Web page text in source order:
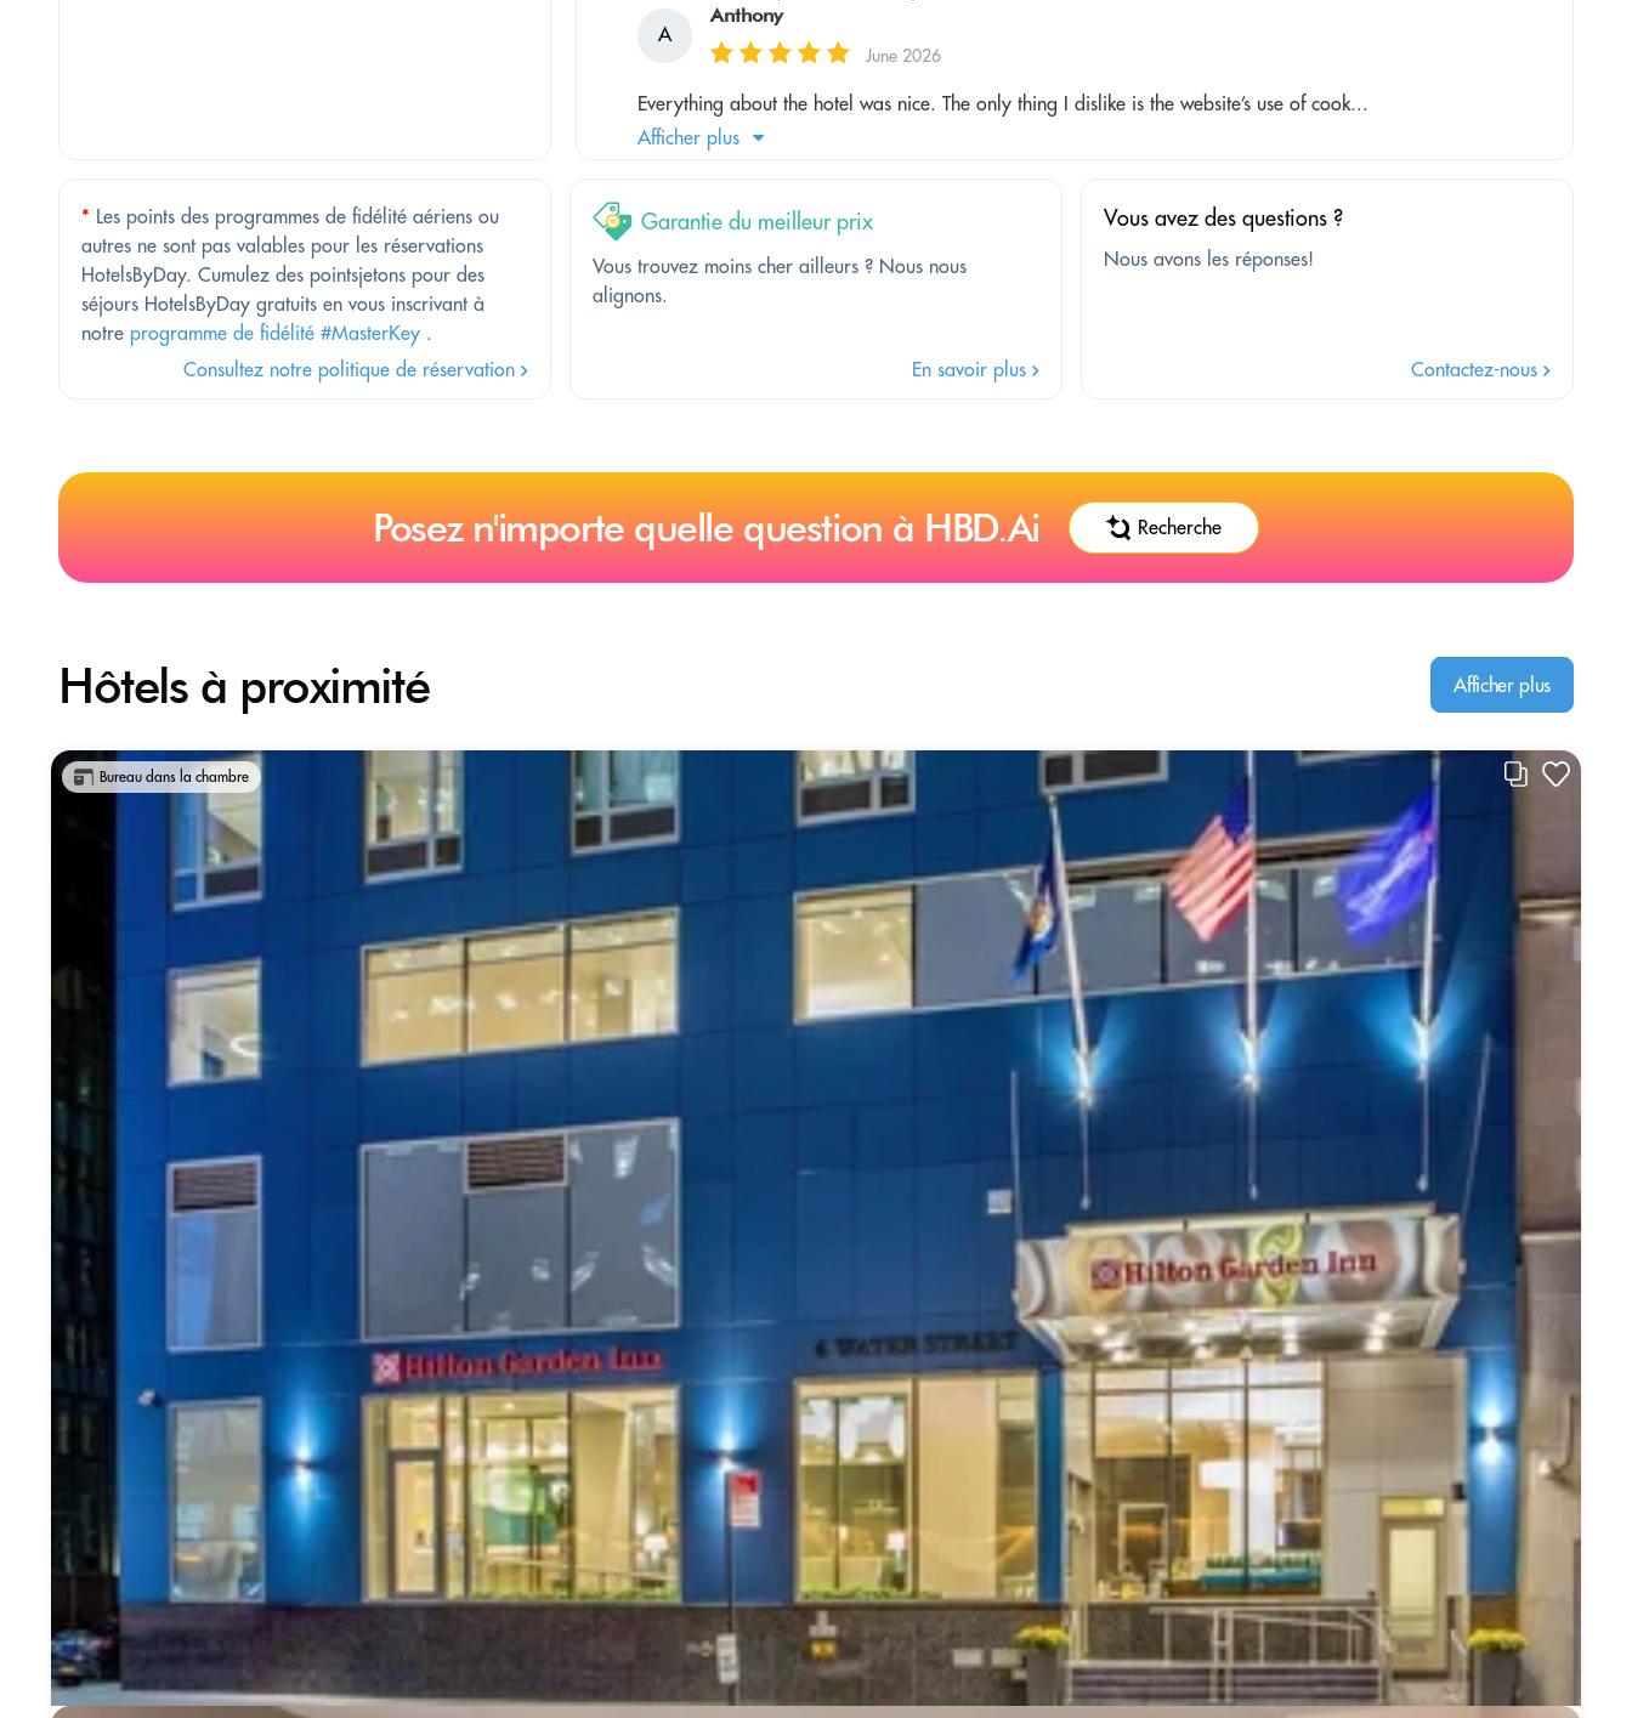
A
Anthony
June 2026
Everything about the hotel was nice. The only thing I dislike is the website’s use of cook...
Afficher plus
* Les points des programmes de fidélité aériens ou
autres ne sont pas valables pour les réservations
HotelsByDay. Cumulez des pointsjetons pour des
séjours HotelsByDay gratuits en vous inscrivant à
notre programme de fidélité #MasterKey .
Consultez notre politique de réservation
Garantie du meilleur prix
Vous trouvez moins cher ailleurs ? Nous nous
alignons.
En savoir plus
Vous avez des questions ?
Nous avons les réponses!
Contactez-nous
Posez n'importe quelle question à HBD.Ai Recherche
Hôtels à proximité Afficher plus
Bureau dans la chambre